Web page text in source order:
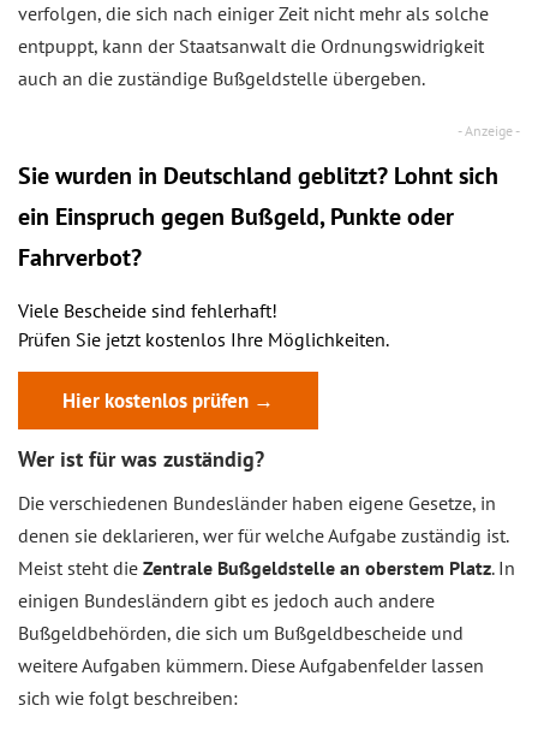
verfolgen, die sich nach einiger Zeit nicht mehr als solche
entpuppt, kann der Staatsanwalt die Ordnungswidrigkeit
auch an die zuständige Bußgeldstelle übergeben.
Sie wurden in Deutschland geblitzt? Lohnt sich
ein Einspruch gegen Bußgeld, Punkte oder
Fahrverbot?
Viele Bescheide sind fehlerhaft!
Prüfen Sie jetzt kostenlos Ihre Möglichkeiten.
Hier kostenlos prüfen →
Wer ist für was zuständig?
Die verschiedenen Bundesländer haben eigene Gesetze, in
denen sie deklarieren, wer für welche Aufgabe zuständig ist.
Meist steht die Zentrale Bußgeldstelle an oberstem Platz. In
einigen Bundesländern gibt es jedoch auch andere
Bußgeldbehörden, die sich um Bußgeldbescheide und
weitere Aufgaben kümmern. Diese Aufgabenfelder lassen
sich wie folgt beschreiben: